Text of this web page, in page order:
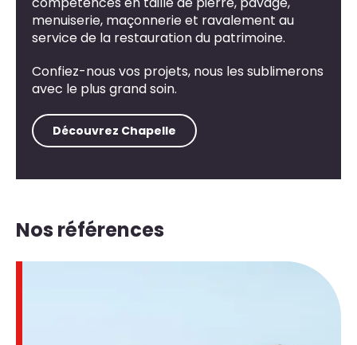
menuiserie, maçonnerie et ravalement au
service de la restauration du patrimoine.
Confiez-nous vos projets, nous les sublimerons
avec le plus grand soin.
Découvrez Chapelle
Nos références